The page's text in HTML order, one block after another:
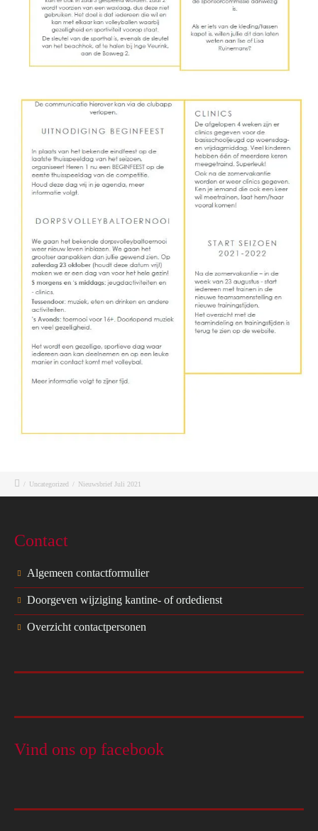
/ Uncategorized / Nieuwsbrief Juli 2021
Contact
Algemeen contactformulier
Doorgeven wijziging kantine- of ordedienst
Overzicht contactpersonen
Vind ons op facebook